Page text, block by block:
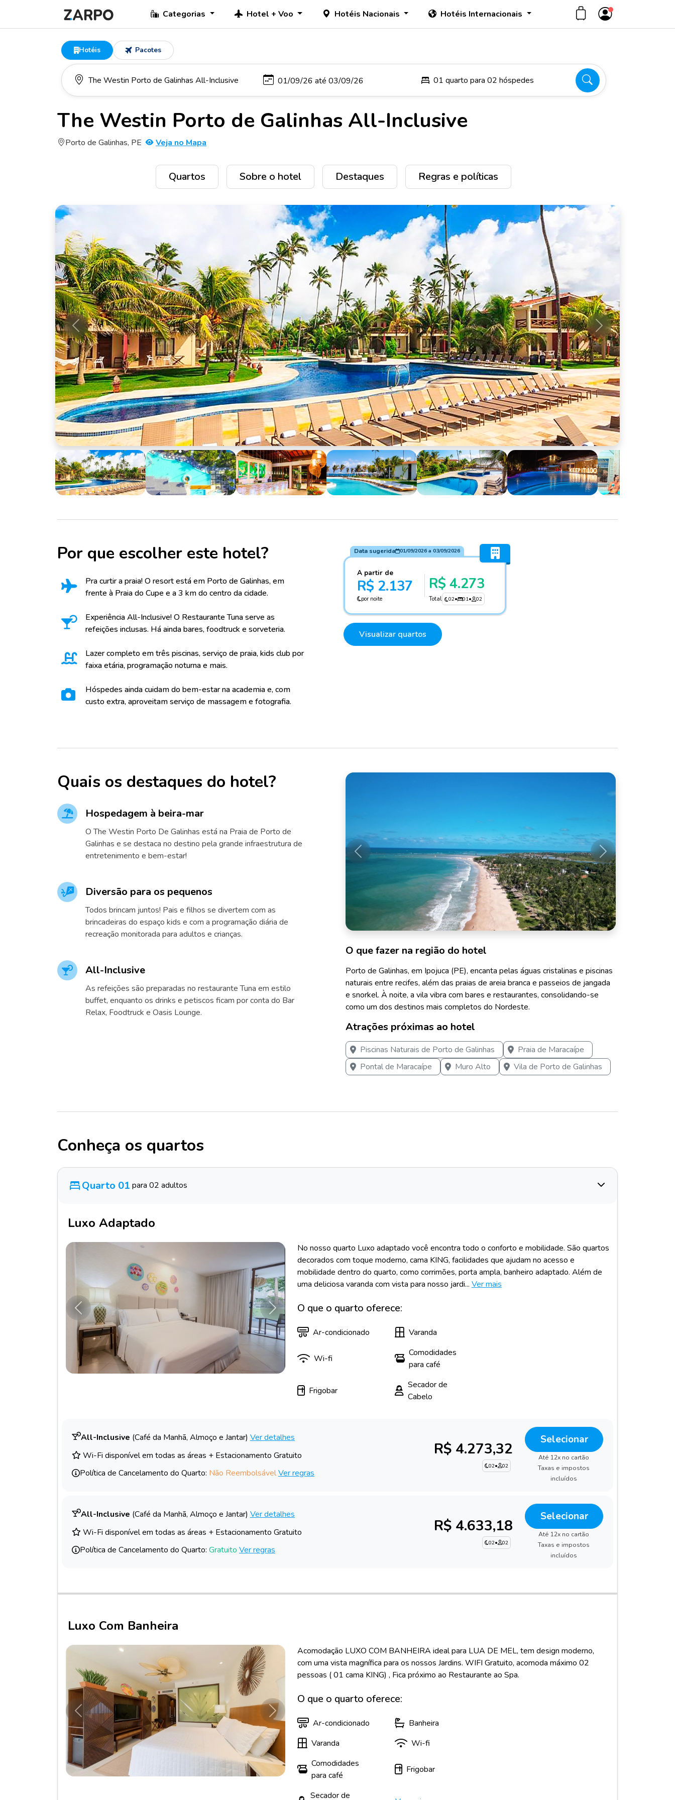
Categorias Hotel + Voo Hotéis Nacionais Hotéis Internacionais
Hotéis Pacotes
01 quarto para 02 hóspedes
The Westin Porto de Galinhas All-Inclusive
Porto de Galinhas, PE Veja no Mapa
Quartos Sobre o hotel Destaques Regras e políticas
Anterior Próximo
Por que escolher este hotel?
Pra curtir a praia! O resort está em Porto de Galinhas, em
frente à Praia do Cupe e a 3 km do centro da cidade.
Experiência All-Inclusive! O Restaurante Tuna serve as
refeições inclusas. Há ainda bares, foodtruck e sorveteria.
Lazer completo em três piscinas, serviço de praia, kids club por
faixa etária, programação noturna e mais.
Hóspedes ainda cuidam do bem-estar na academia e, com
custo extra, aproveitam serviço de massagem e fotografia.
Data sugerida 01/09/2026a 03/09/2026
A partir de
R$ 2.137
por noite
R$ 4.273
Total 02• 01• 02
Visualizar quartos
Quais os destaques do hotel?
Hospedagem à beira-mar
O The Westin Porto De Galinhas está na Praia de Porto de
Galinhas e se destaca no destino pela grande infraestrutura de
entretenimento e bem-estar!
Diversão para os pequenos
Todos brincam juntos! Pais e filhos se divertem com as
brincadeiras do espaço kids e com a programação diária de
recreação monitorada para adultos e crianças.
All-Inclusive
As refeições são preparadas no restaurante Tuna em estilo
buffet, enquanto os drinks e petiscos ficam por conta do Bar
Relax, Foodtruck e Oasis Lounge.
O que fazer na região do hotel
Anterior Próximo
Porto de Galinhas, em Ipojuca (PE), encanta pelas águas cristalinas e piscinas
naturais entre recifes, além das praias de areia branca e passeios de jangada
e snorkel. À noite, a vila vibra com bares e restaurantes, consolidando-se
como um dos destinos mais completos do Nordeste.
Atrações próximas ao hotel
Piscinas Naturais de Porto de Galinhas
Praia de Maracaípe
Pontal de Maracaípe
Muro Alto Vila de Porto de Galinhas
Conheça os quartos
Quarto 01 para 02 adultos
Luxo Adaptado
Anterior Próximo
No nosso quarto Luxo adaptado você encontra todo o conforto e mobilidade. São quartos
decorados com toque moderno, cama KING, facilidades que ajudam no acesso e
mobilidade dentro do quarto, como corrimões, porta ampla, banheiro adaptado. Além de
uma deliciosa varanda com vista para nosso jardi... Ver mais
O que o quarto oferece:
Ar-condicionado Varanda
Wi-fi
Comodidades
para café
Frigobar
Secador de
Cabelo
All-Inclusive (Café da Manhã, Almoço e Jantar) Ver detalhes
Wi-Fi disponível em todas as áreas + Estacionamento Gratuito
Política de Cancelamento do Quarto: Não ReembolsávelVer regras
R$ 4.273,32
02• 02
Selecionar
Até 12x no cartão
Taxas e impostos
incluídos
All-Inclusive (Café da Manhã, Almoço e Jantar) Ver detalhes
Wi-Fi disponível em todas as áreas + Estacionamento Gratuito
Política de Cancelamento do Quarto: Gratuito Ver regras
R$ 4.633,18
02• 02
Selecionar
Até 12x no cartão
Taxas e impostos
incluídos
Luxo Com Banheira
Anterior Próximo
Acomodação LUXO COM BANHEIRA ideal para LUA DE MEL, tem design moderno,
com uma vista magnífica para os nossos Jardins. WIFI Gratuito, acomoda máximo 02
pessoas ( 01 cama KING) , Fica próximo ao Restaurante ao Spa.
O que o quarto oferece:
Ar-condicionado
Banheira
Varanda
Wi-fi
Comodidades
para café
Frigobar
Secador de